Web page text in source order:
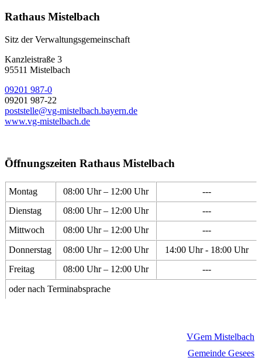
Rathaus Mistelbach
Sitz der Verwaltungsgemeinschaft
Kanzleistraße 3
95511 Mistelbach
09201 987-0
09201 987-22
poststelle@vg-mistelbach.bayern.de
www.vg-mistelbach.de
Öffnungszeiten Rathaus Mistelbach
Montag 08:00 Uhr – 12:00 Uhr
---
Dienstag
08:00 Uhr – 12:00 Uhr
---
Mittwoch
08:00 Uhr – 12:00 Uhr
---
Donnerstag
08:00 Uhr – 12:00 Uhr
14:00 Uhr - 18:00 Uhr
Freitag
08:00 Uhr – 12:00 Uhr
---
oder nach Terminabsprache
VGem Mistelbach
Gemeinde Gesees